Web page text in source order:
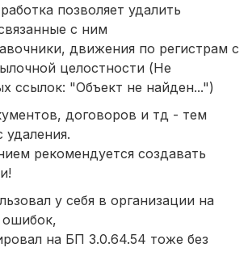
позволяет удалить
с ним
движения по регистрам с
целостности (Не
ссылок: "Объект не найден...")
договоров и тд - тем
рекомендуется создавать
у себя в организации на
ошибок,
на БП 3.0.64.54 тоже без